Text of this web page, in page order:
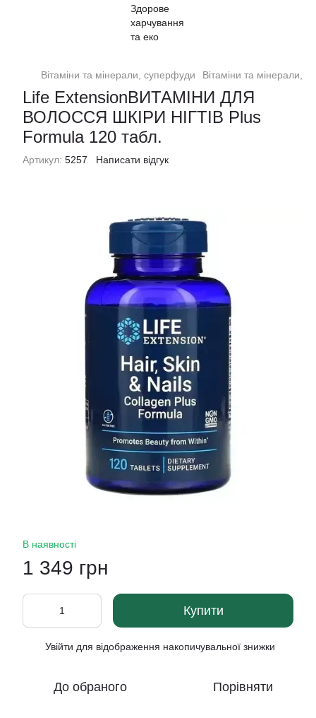
Вітаміни та мінерали, суперфуди Вітаміни та мінерали,
Life ExtensionВИТАМІНИ ДЛЯ
ВОЛОССЯ ШКІРИ НІГТІВ Plus
Formula 120 табл.
Артикул: 5257 Написати відгук
В наявності
1 349 грн
Купити
Увійти для відображення накопичувальної знижки
До обраного Порівняти